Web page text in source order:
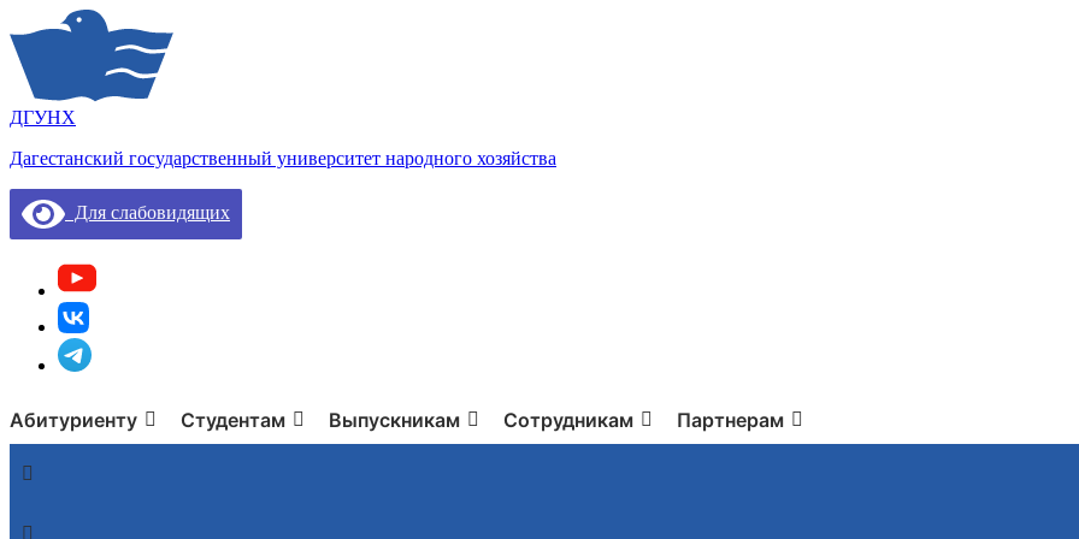
ДГУНХ
Дагестанский государственный университет народного хозяйства
Для слабовидящих
Абитуриенту Студентам Выпускникам Сотрудникам Партнерам